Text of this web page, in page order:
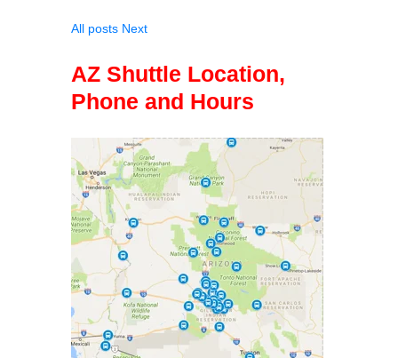
All posts Next
AZ Shuttle Location,
Phone and Hours